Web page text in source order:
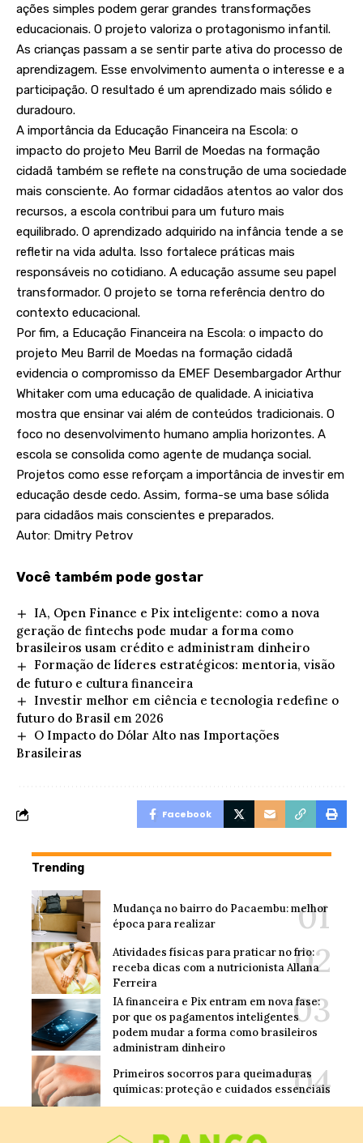
ações simples podem gerar grandes transformações
educacionais. O projeto valoriza o protagonismo infantil.
As crianças passam a se sentir parte ativa do processo de
aprendizagem. Esse envolvimento aumenta o interesse e a
participação. O resultado é um aprendizado mais sólido e
duradouro.
A importância da Educação Financeira na Escola: o
impacto do projeto Meu Barril de Moedas na formação
cidadã também se reflete na construção de uma sociedade
mais consciente. Ao formar cidadãos atentos ao valor dos
recursos, a escola contribui para um futuro mais
equilibrado. O aprendizado adquirido na infância tende a se
refletir na vida adulta. Isso fortalece práticas mais
responsáveis no cotidiano. A educação assume seu papel
transformador. O projeto se torna referência dentro do
contexto educacional.
Por fim, a Educação Financeira na Escola: o impacto do
projeto Meu Barril de Moedas na formação cidadã
evidencia o compromisso da EMEF Desembargador Arthur
Whitaker com uma educação de qualidade. A iniciativa
mostra que ensinar vai além de conteúdos tradicionais. O
foco no desenvolvimento humano amplia horizontes. A
escola se consolida como agente de mudança social.
Projetos como esse reforçam a importância de investir em
educação desde cedo. Assim, forma-se uma base sólida
para cidadãos mais conscientes e preparados.
Autor: Dmitry Petrov
Você também pode gostar
IA, Open Finance e Pix inteligente: como a nova
geração de fintechs pode mudar a forma como
brasileiros usam crédito e administram dinheiro
Formação de líderes estratégicos: mentoria, visão
de futuro e cultura financeira
Investir melhor em ciência e tecnologia redefine o
futuro do Brasil em 2026
O Impacto do Dólar Alto nas Importações
Brasileiras
Facebook
Trending
Mudança no bairro do Pacaembu: melhor
época para realizar
Atividades físicas para praticar no frio:
receba dicas com a nutricionista Allana
Ferreira
IA financeira e Pix entram em nova fase:
por que os pagamentos inteligentes
podem mudar a forma como brasileiros
administram dinheiro
Primeiros socorros para queimaduras
químicas: proteção e cuidados essenciais